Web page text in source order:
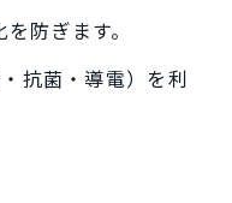
防ぎます。
抗菌・導電）を利